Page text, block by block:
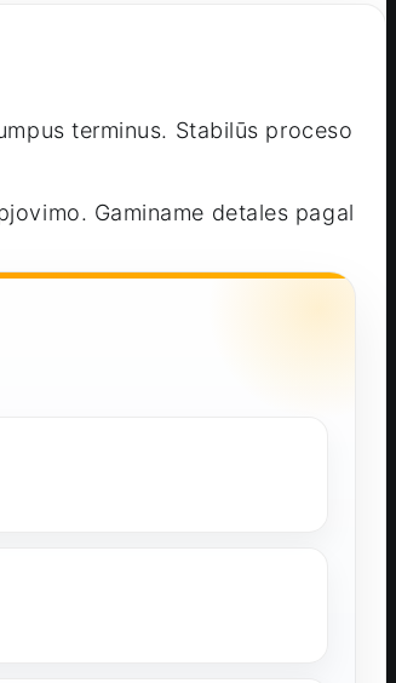
terminus. Stabilūs proceso
Gaminame detales pagal